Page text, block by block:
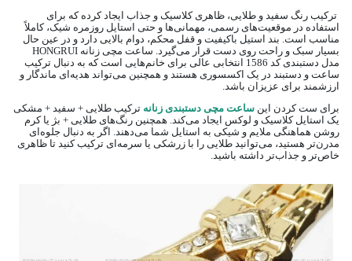
ترکیب رنگ سفید و طلایی، ظاهری کلاسیک و جذاب ایجاد کرده که برای
استفاده در موقعیت‌های رسمی، مهمانی‌ها و حتی استایل روزمره شیک، کاملاً
مناسب است. بند استیل باکیفیت و قفل محکم، دوام بالایی دارد و در عین حال
بسیار سبک و راحت روی دست قرار می‌گیرد. ساعت مچی زنانه HONGRUI
مدل دستبندی کد 1586 انتخابی عالی برای خانم‌هایی است که به دنبال ترکیب
ساعت و دستبند در یک اکسسوری هستند و همچنین می‌تواند هدیه‌ای ماندگار و
ارزشمند برای عزیزان باشد.
برای ست کردن این ساعت مچی دستبندی زنانه ترکیب طلایی + سفید + مشکی
یک استایل کلاسیک و لوکس ایجاد می‌کند. همچنین رنگ‌های طلایی + بژ یا کرم
روشن هماهنگی ملایم و شیکی به استایل شما می‌دهند. اگر به دنبال جلوه‌ای
مدرن‌تر هستید، می‌توانید طلایی را با زرشکی یا سرمه‌ای ترکیب کنید تا ظاهری
خاص‌تر و جذاب‌تر داشته باشید.